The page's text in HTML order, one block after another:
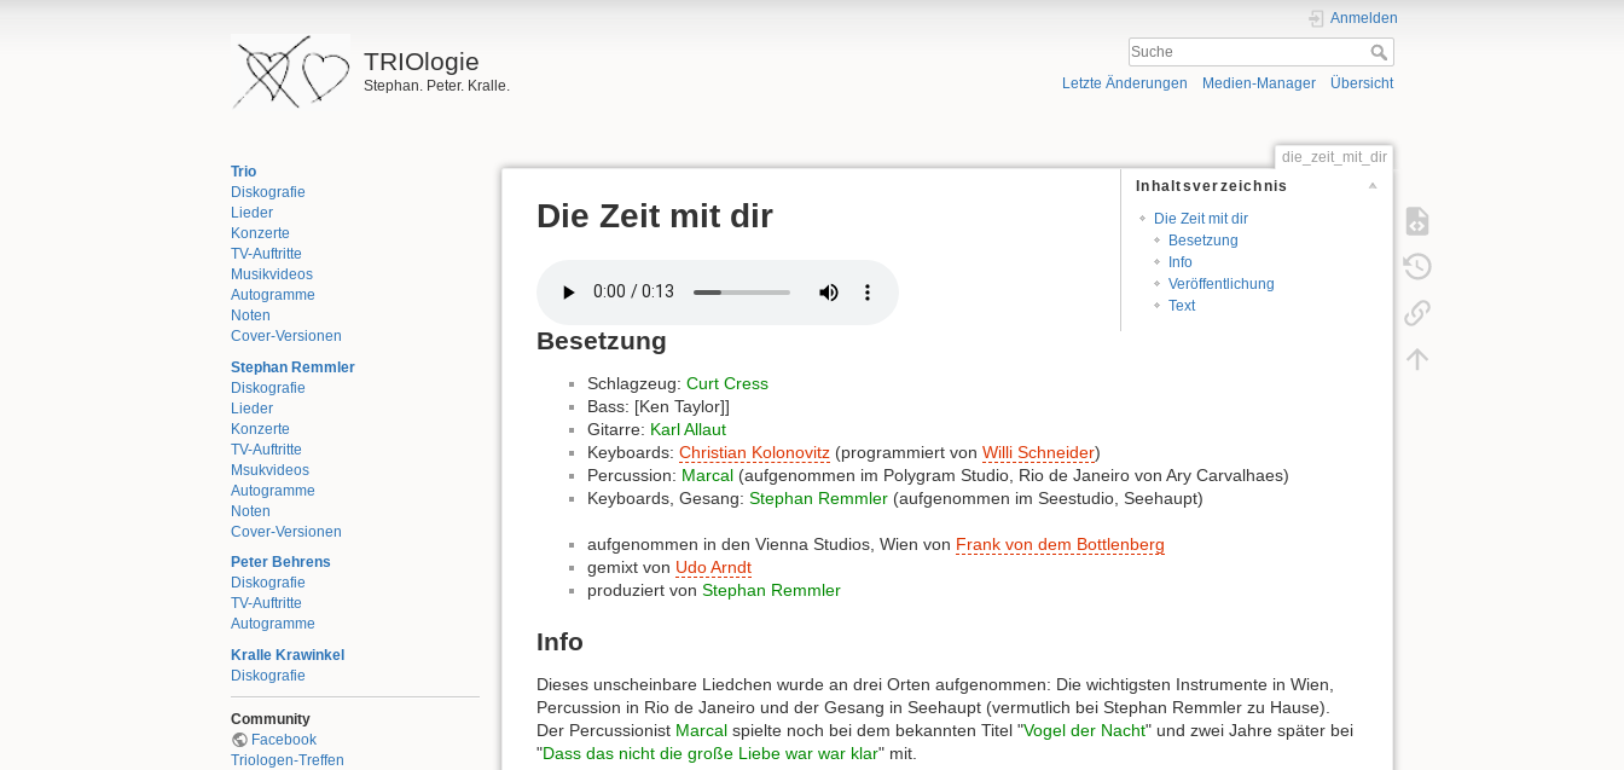
TRIOlogie
Stephan. Peter. Kralle.
Anmelden
Letzte Änderungen Medien-Manager Übersicht
Trio
Diskografie
Lieder
Konzerte
TV-Auftritte
Musikvideos
Autogramme
Noten
Cover-Versionen
Stephan Remmler
Diskografie
Lieder
Konzerte
TV-Auftritte
Msukvideos
Autogramme
Noten
Cover-Versionen
Peter Behrens
Diskografie
TV-Auftritte
Autogramme
Kralle Krawinkel
Diskografie
Community
Facebook
Triologen-Treffen
die_zeit_mit_dir
Inhaltsverzeichnis
Die Zeit mit dir
Besetzung
Info
Veröffentlichung
Text
Die Zeit mit dir
Besetzung
Schlagzeug: Curt Cress
Bass: [Ken Taylor]]
Gitarre: Karl Allaut
Keyboards: Christian Kolonovitz (programmiert von Willi Schneider)
Percussion: Marcal (aufgenommen im Polygram Studio, Rio de Janeiro von Ary Carvalhaes)
Keyboards, Gesang: Stephan Remmler (aufgenommen im Seestudio, Seehaupt)
aufgenommen in den Vienna Studios, Wien von Frank von dem Bottlenberg
gemixt von Udo Arndt
produziert von Stephan Remmler
Info
Dieses unscheinbare Liedchen wurde an drei Orten aufgenommen: Die wichtigsten Instrumente in Wien,
Percussion in Rio de Janeiro und der Gesang in Seehaupt (vermutlich bei Stephan Remmler zu Hause).
Der Percussionist Marcal spielte noch bei dem bekannten Titel "Vogel der Nacht" und zwei Jahre später bei
"Dass das nicht die große Liebe war war klar" mit.